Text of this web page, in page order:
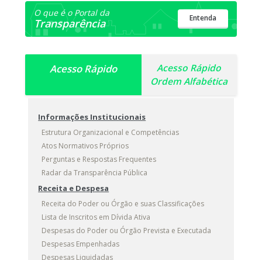
O que é o Portal da
Transparência Entenda
Acesso Rápido
Acesso Rápido
Ordem Alfabética
Informações Institucionais
Estrutura Organizacional e Competências
Atos Normativos Próprios
Perguntas e Respostas Frequentes
Radar da Transparência Pública
Receita e Despesa
Receita do Poder ou Órgão e suas Classificações
Lista de Inscritos em Dívida Ativa
Despesas do Poder ou Órgão Prevista e Executada
Despesas Empenhadas
Despesas Liquidadas